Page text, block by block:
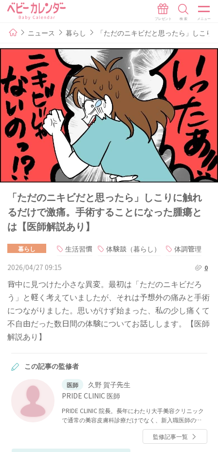
ニュース 暮らし 「ただのニキビだと思ったら」しこ
「ただのニキビだと思ったら」しこりに触れ
るだけで激痛。手術することになった腫瘍と
は【医師解説あり】
暮らし 生活習慣 体験談（暮らし）
体調管理
2026/04/27 09:15
0
背中に見つけた小さな異変。最初は「ただのニキビだろ
う」と軽く考えていましたが、それは予想外の痛みと手術
につながりました。思いがけず始まった、私の少し痛くて
不自由だった数日間の体験についてお話しします。【医師
解説あり】
この記事の監修者
医師
久野 賀子先生
PRIDE CLINIC 医師
PRIDE CLINIC 院長。長年にわたり大手美容クリニック
で通常の美容皮膚科診療だけでなく、新入職医師の指
導や、VIP対応などをおこなっている。それらの経験を
通じ、気軽に先進的な治療を受けていただける、自由
で明るいクリニックを目指している。
監修記事一覧